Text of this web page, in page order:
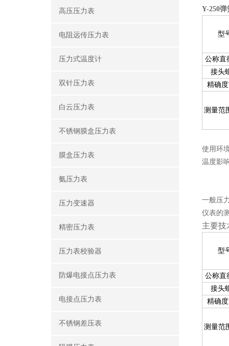
高压压力表
电阻远传压力表
压力式温度计
双针压力表
白云压力表
不锈钢膜盒压力表
膜盒压力表
氨压力表
压力变速器
精密压力表
压力表校验器
防爆电接点压力表
电接点压力表
不锈钢差压表
Y-250
型
公称直
接头
精确
测量范
使用环
温度影
一般压
仪表的
主要技
型
公称直
接头
精确
测量范